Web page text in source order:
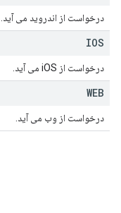
درخواست از اندروید می آید.
IOS
درخواست از iOS می آید.
WEB
درخواست از وب می آید.